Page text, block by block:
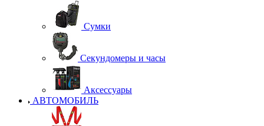
Сумки
Секундомеры и часы
Аксессуары
АВТОМОБИЛЬ